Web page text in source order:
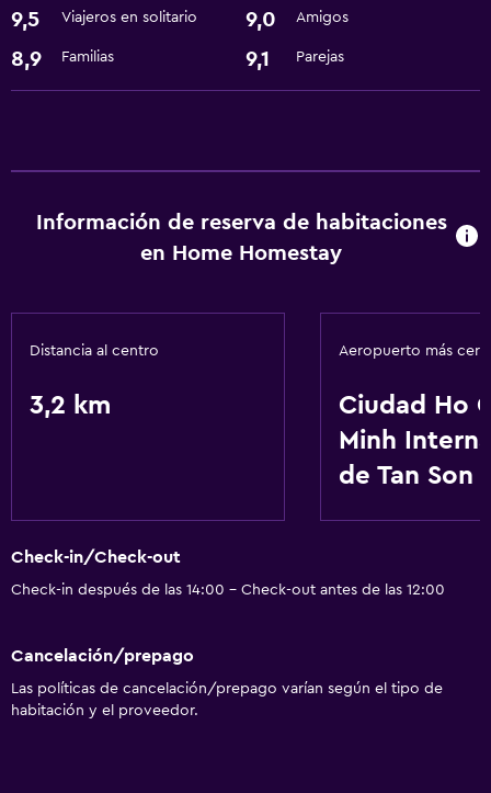
9,5 Viajeros en solitario 9,0 Amigos
8,9 Familias 9,1 Parejas
Información de reserva de habitaciones
en Home Homestay
Distancia al centro
3,2 km
Aeropuerto más
Ciudad Ho
Minh
de Tan Son
Check-in/Check-out
Check-in después de las 14:00 - Check-out antes de las 12:00
Cancelación/prepago
Las políticas de cancelación/prepago varían según el tipo de
habitación y el proveedor.